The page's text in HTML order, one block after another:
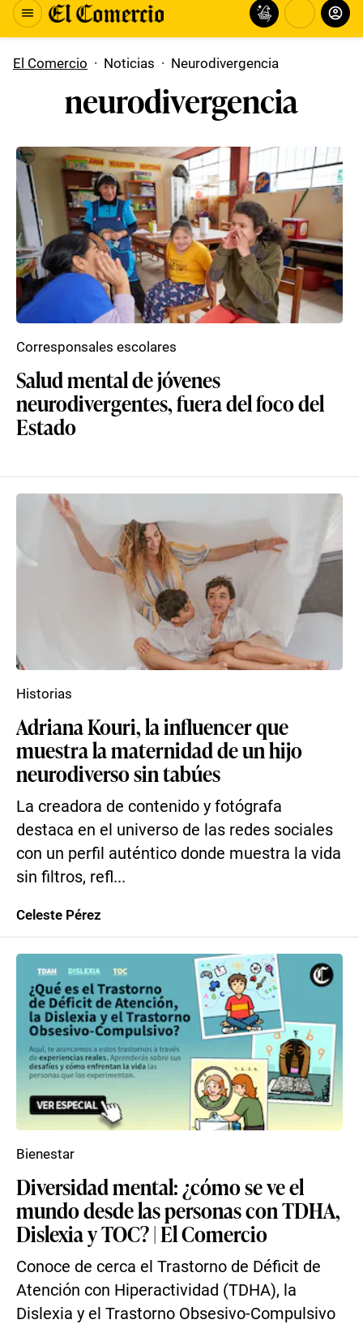
El Comercio · Noticias · Neurodivergencia
neurodivergencia
Salud mental de jóvenes
neurodivergentes, fuera del foco del
Estado
Corresponsales escolares
Adriana Kouri, la influencer que
muestra la maternidad de un hijo
neurodiverso sin tabúes
La creadora de contenido y fotógrafa
destaca en el universo de las redes sociales
con un perfil auténtico donde muestra la vida
sin filtros, refl...
Historias
Celeste Pérez
Diversidad mental: ¿cómo se ve el
mundo desde las personas con TDHA,
Dislexia y TOC? | El Comercio
Conoce de cerca el Trastorno de Déficit de
Atención con Hiperactividad (TDHA), la
Dislexia y el Trastorno Obsesivo-Compulsivo
Bienestar